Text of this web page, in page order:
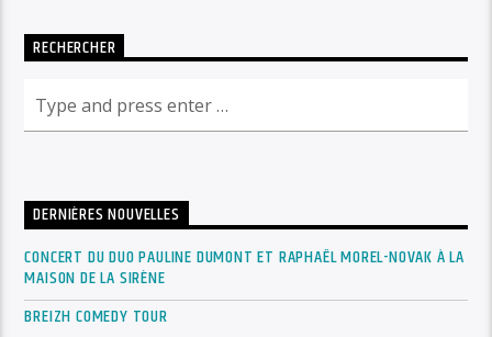
RECHERCHER
DERNIÈRES NOUVELLES
CONCERT DU DUO PAULINE DUMONT ET RAPHAËL MOREL-NOVAK À LA
MAISON DE LA SIRÈNE
BREIZH COMEDY TOUR